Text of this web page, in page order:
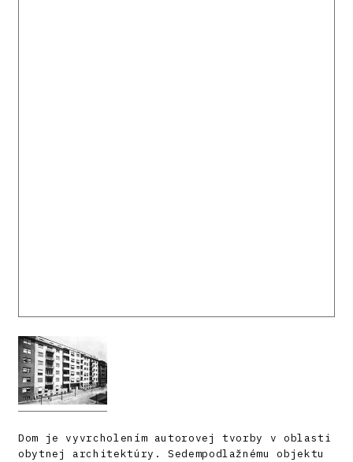
Dom je vyvrcholením autorovej tvorby v oblasti
obytnej architektúry. Sedempodlažnému objektu